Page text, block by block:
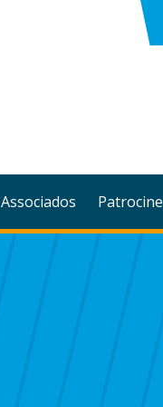
Associados Patrocine